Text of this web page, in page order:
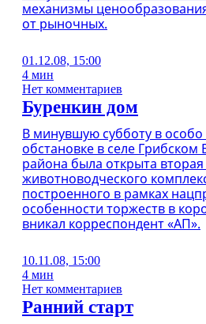
механизмы
от рыночных.
01.12.08, 15:00
4 мин
Нет комментариев
Буренкин дом
В минувшую субботу в
обстановке в селе Грибском
района была открыта
животноводческого
построенного в рамках
особенности торжеств в
вникал корреспондент «АП».
10.11.08, 15:00
4 мин
Нет комментариев
Ранний старт